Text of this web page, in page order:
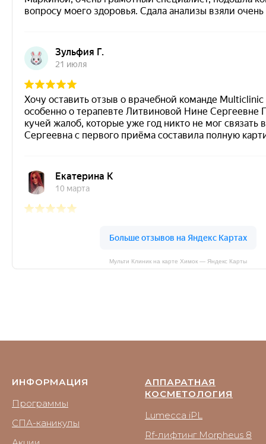
Мульти Клиник на карте Химок — Яндекс Карты
ИНФОРМАЦИЯ
Программы
СПА-каникулы
АППАРАТНАЯ
КОСМЕТОЛОГИЯ
Lumecca iPL
Rf-лифтинг Morpheus 8